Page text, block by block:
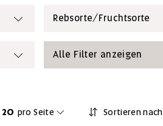
Rebsorte/Fruchtsorte
Alle Filter anzeigen
Sortieren nach
20 pro Seite